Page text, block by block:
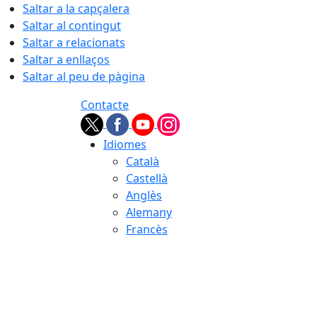
Saltar a la capçalera
Saltar al contingut
Saltar a relacionats
Saltar a enllaços
Saltar al peu de pàgina
Contacte
Idiomes
Català
Castellà
Anglès
Alemany
Francès